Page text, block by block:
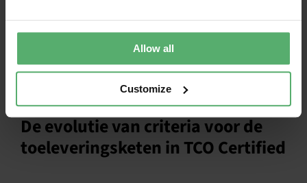
Allow all
Customize
robuustheid, veiligere chemicaliën, gerecyclede
materialen, verantwoordelijkheid voor de
is een duurzamer product dat u jarenlang met trots
De evolutie van criteria voor de
toeleveringsketen in TCO Certified